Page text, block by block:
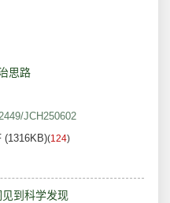
思路
JCH250602
(1316KB)(124)
到科学发现